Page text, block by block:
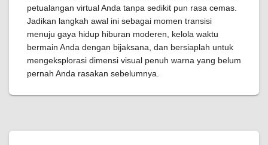
petualangan virtual Anda tanpa sedikit pun rasa cemas.
Jadikan langkah awal ini sebagai momen transisi
menuju gaya hidup hiburan moderen, kelola waktu
bermain Anda dengan bijaksana, dan bersiaplah untuk
mengeksplorasi dimensi visual penuh warna yang belum
pernah Anda rasakan sebelumnya.